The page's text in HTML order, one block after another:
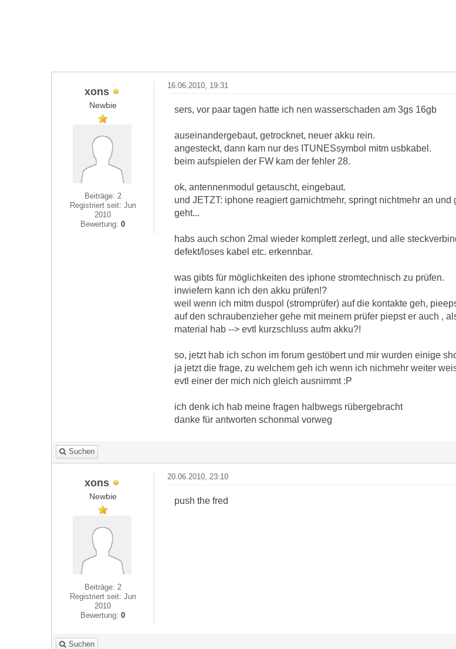
xons
Newbie
Beiträge: 2
Registriert seit: Jun
2010
Bewertung:0
16.06.2010, 19:31
sers, vor paar tagen hatte ich nen wasserschaden am 3gs 16gb
auseinandergebaut, getrocknet, neuer akku rein.
angesteckt, dann kam nur des ITUNESsymbol mitm usbkabel.
beim aufspielen der FW kam der fehler 28.
ok, antennenmodul getauscht, eingebaut.
und JETZT: iphone reagiert garnichtmehr, springt nichtmehr an
geht...
habs auch schon 2mal wieder komplett zerlegt, und alle
defekt/loses kabel etc. erkennbar.
was gibts für möglichkeiten des iphone stromtechnisch zu prüfen.
inwiefern kann ich den akku prüfen!?
weil wenn ich mitm duspol (stromprüfer) auf die kontakte geh,
auf den schraubenzieher gehe mit meinem prüfer piepst er auch ,
material hab --> evtl kurzschluss aufm akku?!
so, jetzt hab ich schon im forum gestöbert und mir wurden einige
ja jetzt die frage, zu welchem geh ich wenn ich nichmehr weiter
evtl einer der mich nich gleich ausnimmt :P
ich denk ich hab meine fragen halbwegs rübergebracht
danke für antworten schonmal vorweg
Suchen
xons
Newbie
Beiträge: 2
Registriert seit: Jun
2010
Bewertung:0
20.06.2010, 23:10
push the fred
Suchen